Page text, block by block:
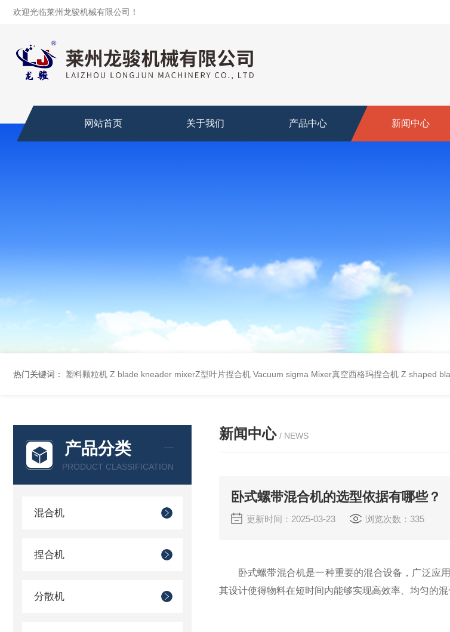
欢迎光临莱州龙骏机械有限公司！
网站首页 关于我们 产品中心 新闻中心
热门关键词： 塑料颗粒机 Z blade kneader mixerZ型叶片捏合机 Vacuum sigma Mixer真空西格玛捏合机 Z shaped blade
产品分类
PRODUCT CLASSIFICATION
混合机
捏合机
分散机
新闻中心 / NEWS
卧式螺带混合机的选型依据有哪些？
更新时间：2025-03-23 浏览次数：335
卧式螺带混合机是一种重要的混合设备，广泛应用
其设计使得物料在短时间内能够实现高效率、均匀的混